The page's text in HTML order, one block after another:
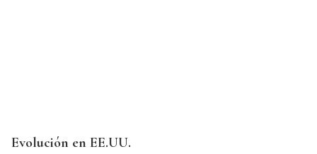
Evolución en EE.UU.